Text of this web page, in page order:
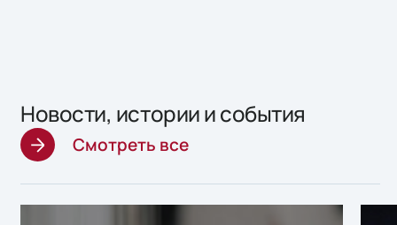
Новости, истории и события
Смотреть все